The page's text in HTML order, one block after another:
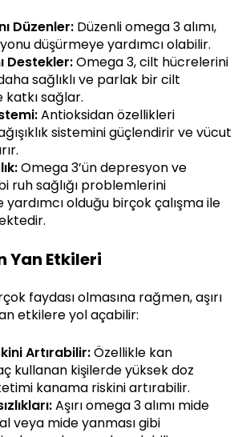
Düzenler: Düzenli omega 3 alımı,
düşürmeye yardımcı olabilir.
Destekler:Omega 3, cilt hücrelerini
sağlıklı ve parlak bir cilt
sağlar.
Antioksidan özellikleri
sistemini güçlendirir ve vücut
Omega 3’ün depresyon ve
ruh sağlığı problemlerini
olduğu birçok çalışma ile
Yan Etkileri
faydası olmasına rağmen, aşırı
etkilere yol açabilir:
Artırabilir:Özellikle kan
kullanan kişilerde yüksek doz
kanama riskini artırabilir.
Aşırı omega 3 alımı mide
veya mide yanması gibi